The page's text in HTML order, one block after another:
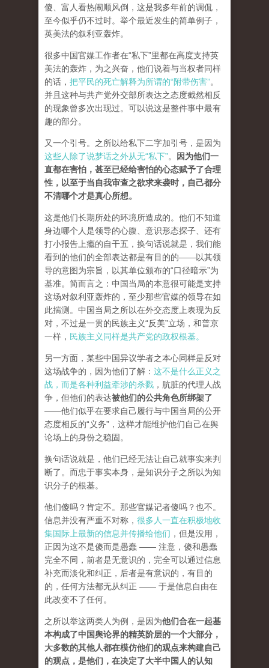
傻、富人看热闹顺风倒，这是我多年前的调侃，
至今似乎仍不过时。举个最近发生的简单例子，
英美法的叙利亚轰炸。
很多中国官媒工作者在“私下”里都在高度支持英
美法的轰炸，为之兴奋，他们说着与当权者同样
的话， 把平民的死亡解释为所谓的“附带伤害”。
并且这种与共产党外交部所表达之态度截然相反
的现象曾多次出现过。可以说这是整件事中最有
趣的部分。
又一个引号。之所以给私下二字加引号，是因为
这些人除了说梦话之外从无“私下”。
因为他们一
直都在害怕，甚至已经给害怕的心态赋予了合理
性，以至于当自我审查之欲求来袭时，自己都分
不清哪个才是真心所想。
这是他们长期所处的环境所造成的。他们不知道
身边哪个人是领导的心腹、意识形态探子、还有
打小报告上瘾的自干五，换句话说就是，我们能
看到的他们的全部表达都是有目的的——以其领
导的意图为宗旨，以其单位颁布的“口径暗示”为
基准。简而言之：中国当局的本意很可能是支持
这场对叙利亚轰炸的，至少那些官媒的领导在如
此揣测。中国当局之所以在外交态度上表现为反
对，不过是一贯的民族主义“反美”立场，和普京
一样， 民族主义同样是共产党的政权根基。
另一方面，某些中国异议学者之本心同样是反对
这场战争的，因为他们了解： 这不是什么正义之
战，而是各种利益牵涉的杀戮 ，肮脏的代理人战
争，但他们的表达被他们的公共角色所绑架了
——他们似乎在要求自己履行与中国当局的公开
态度相反的“义务”，这样才能维护他们自己在舆
论场上的身份之稳固。
换句话说就是，他们已经无法让自己就事实来判
断了。而忠于事实本身，是知识分子之所以为知
识分子的根基。
他们傻吗？肯定不。那些官媒记者傻吗？也不。
信息并没有严重不对称， 很多人一直在积极地收
集国际上最新的信息并传播给他们 ，但是没用，
正因为这不是傻而是愚蠢 —— 注意，傻和愚蠢
完全不同，前者是无意识的，完全可以通过信息
补充而淡化和纠正，后者是有意识的，有目的
的，任何方法都无从纠正 —— 于是信息自由在
此改变不了任何。
之所以举这两类人为例，是因为他们合在一起基
本构成了中国舆论界的精英阶层的一个大部分，
大多数的其他人都在模仿他们的观点来构建自己
的观点，是他们，在决定了大半中国人的认知